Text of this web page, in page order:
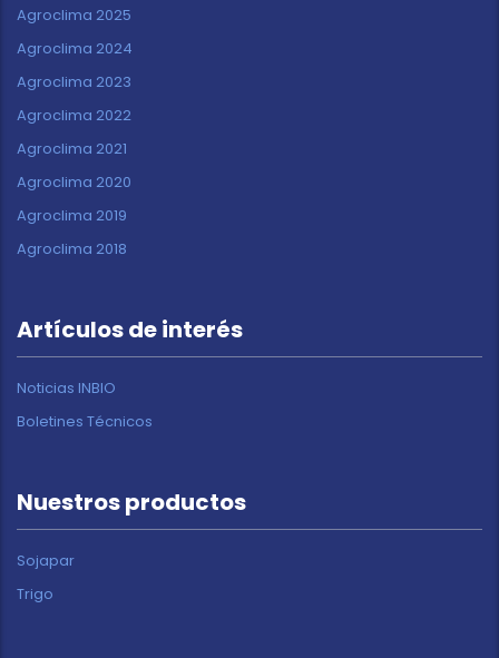
Agroclima 2025
Agroclima 2024
Agroclima 2023
Agroclima 2022
Agroclima 2021
Agroclima 2020
Agroclima 2019
Agroclima 2018
Artículos de interés
Noticias INBIO
Boletines Técnicos
Nuestros productos
Sojapar
Trigo